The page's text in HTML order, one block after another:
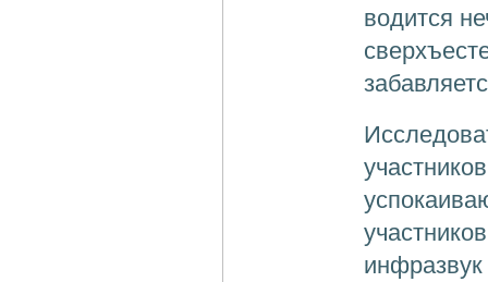
водится